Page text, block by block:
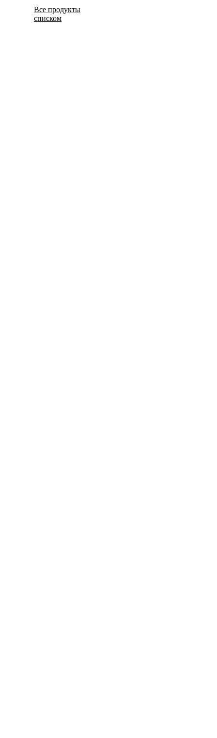
Все продукты
списком